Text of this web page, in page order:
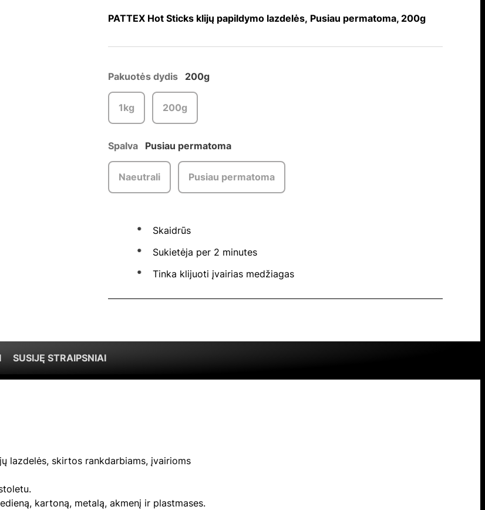
PATTEX Hot Sticks klijų papildymo lazdelės, Pusiau permatoma, 200g
Pakuotės dydis 200g
1kg 200g
Spalva Pusiau permatoma
Naeutrali Pusiau permatoma
Skaidrūs
Sukietėja per 2 minutes
Tinka klijuoti įvairias medžiagas
SUSIJĘ STRAIPSNIAI
lazdelės, skirtos rankdarbiams, įvairioms
kartoną, metalą, akmenį ir plastmases.